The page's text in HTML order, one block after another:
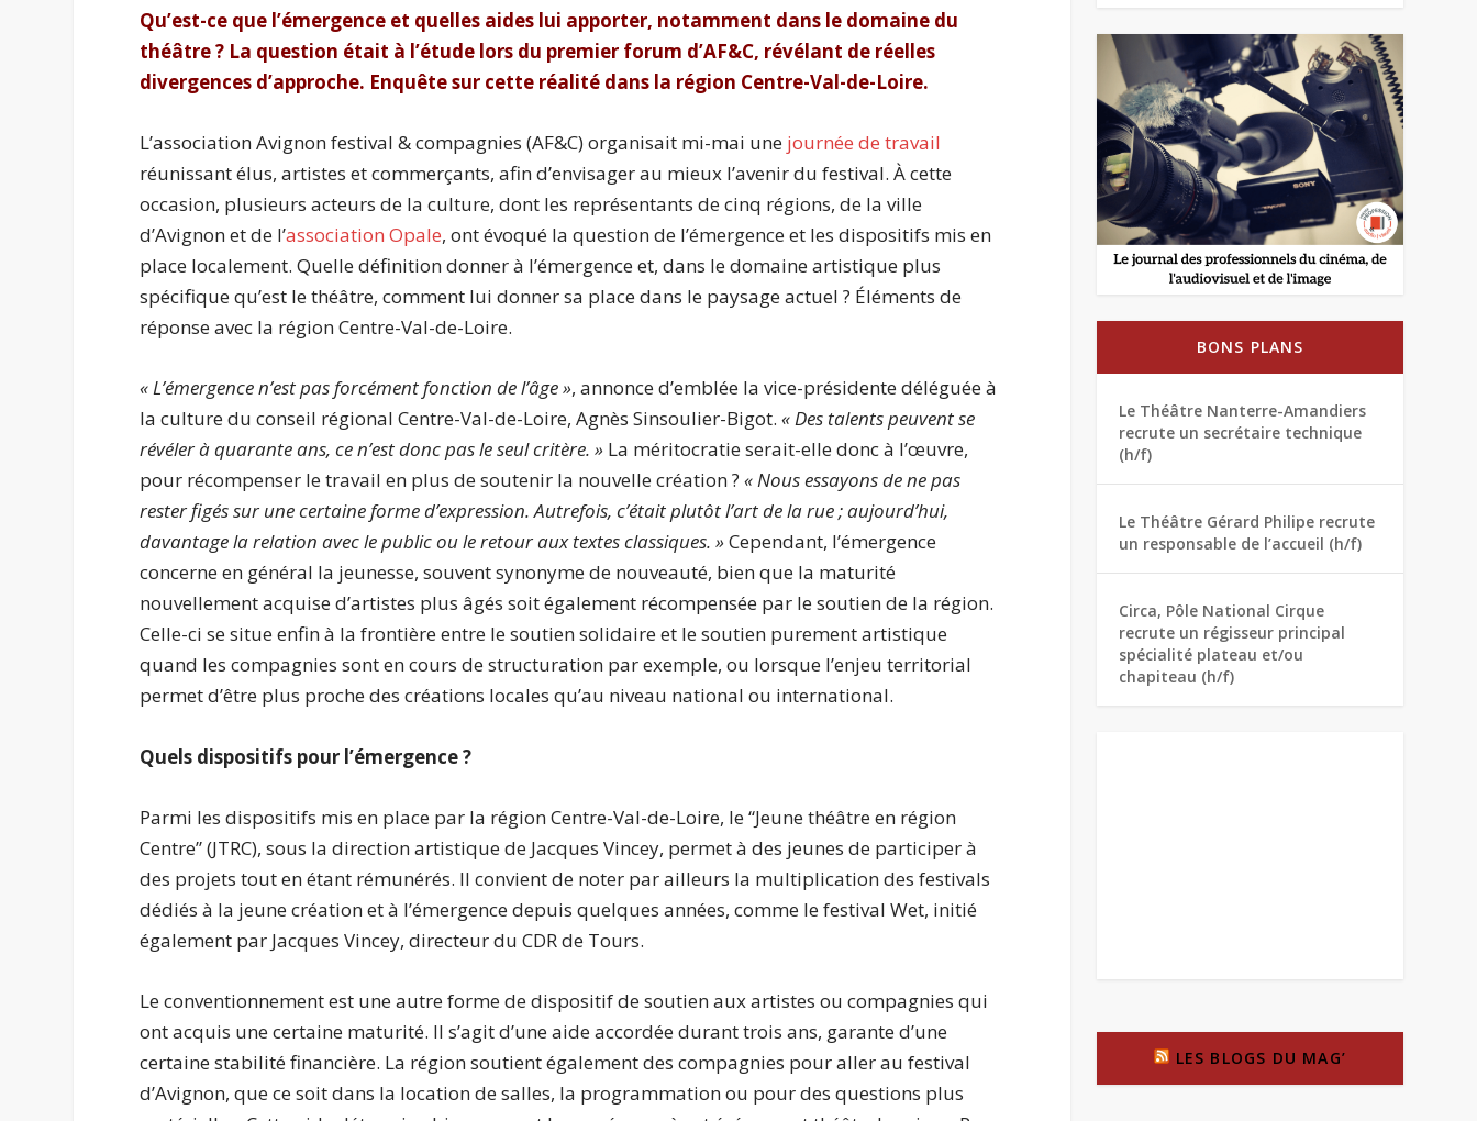
Qu’est-ce que l’émergence et quelles aides lui apporter, notamment dans le domaine du
théâtre ? La question était à l’étude lors du premier forum d’AF&C, révélant de réelles
divergences d’approche. Enquête sur cette réalité dans la région Centre-Val-de-Loire.
L’association Avignon festival & compagnies (AF&C) organisait mi-mai une journée de travail
réunissant élus, artistes et commerçants, afin d’envisager au mieux l’avenir du festival. À cette
occasion, plusieurs acteurs de la culture, dont les représentants de cinq régions, de la ville
d’Avignon et de l’association Opale, ont évoqué la question de l’émergence et les dispositifs mis en
place localement. Quelle définition donner à l’émergence et, dans le domaine artistique plus
spécifique qu’est le théâtre, comment lui donner sa place dans le paysage actuel ? Éléments de
réponse avec la région Centre-Val-de-Loire.
« L’émergence n’est pas forcément fonction de l’âge », annonce d’emblée la vice-présidente déléguée à
la culture du conseil régional Centre-Val-de-Loire, Agnès Sinsoulier-Bigot.« Des talents peuvent se
révéler à quarante ans, ce n’est donc pas le seul critère. » La méritocratie serait-elle donc à l’œuvre,
pour récompenser le travail en plus de soutenir la nouvelle création ?« Nous essayons de ne pas
rester figés sur une certaine forme d’expression. Autrefois, c’était plutôt l’art de la rue ; aujourd’hui,
davantage la relation avec le public ou le retour aux textes classiques. »Cependant, l’émergence
concerne en général la jeunesse, souvent synonyme de nouveauté, bien que la maturité
nouvellement acquise d’artistes plus âgés soit également récompensée par le soutien de la région.
Celle-ci se situe enfin à la frontière entre le soutien solidaire et le soutien purement artistique
quand les compagnies sont en cours de structuration par exemple, ou lorsque l’enjeu territorial
permet d’être plus proche des créations locales qu’au niveau national ou international.
Quels dispositifs pour l’émergence ?
Parmi les dispositifs mis en place par la région Centre-Val-de-Loire, le “Jeune théâtre en région
Centre” (JTRC), sous la direction artistique de Jacques Vincey, permet à des jeunes de participer à
des projets tout en étant rémunérés. Il convient de noter par ailleurs la multiplication des festivals
dédiés à la jeune création et à l’émergence depuis quelques années, comme le festival Wet, initié
également par Jacques Vincey, directeur du CDR de Tours.
Le conventionnement est une autre forme de dispositif de soutien aux artistes ou compagnies qui
ont acquis une certaine maturité. Il s’agit d’une aide accordée durant trois ans, garante d’une
certaine stabilité financière. La région soutient également des compagnies pour aller au festival
d’Avignon, que ce soit dans la location de salles, la programmation ou pour des questions plus
BONS PLANS
Le Théâtre Nanterre-Amandiers
recrute un secrétaire technique
(h/f)
Le Théâtre Gérard Philipe recrute
un responsable de l’accueil (h/f)
Circa, Pôle National Cirque
recrute un régisseur principal
spécialité plateau et/ou
chapiteau (h/f)
LES BLOGS DU MAG’